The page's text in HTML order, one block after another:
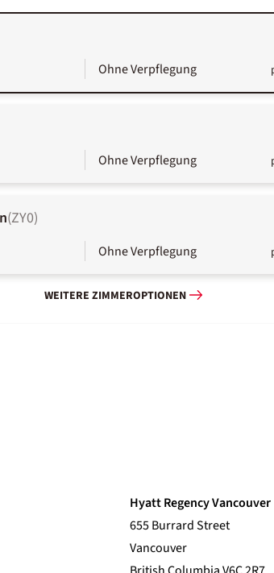
Ohne Verpflegung
Ohne Verpflegung
(ZY0)
Ohne Verpflegung
WEITERE ZIMMEROPTIONEN
Hyatt Regency Vancouver
655 Burrard Street
Vancouver